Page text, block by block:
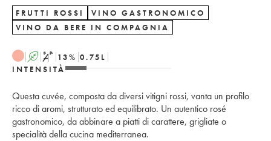
FRUTTI ROSSI
VINO GASTRONOMICO
VINO DA BERE IN COMPAGNIA
A S 13% 0.75 L
INTENSITÀ
Questa cuvée, composta da diversi vitigni rossi, vanta un profilo
ricco di aromi, strutturato ed equilibrato. Un autentico rosé
gastronomico, da abbinare a piatti di carattere, grigliate o
specialità della cucina mediterranea.